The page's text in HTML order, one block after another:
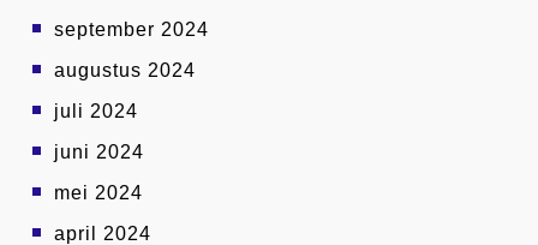
september 2024
augustus 2024
juli 2024
juni 2024
mei 2024
april 2024